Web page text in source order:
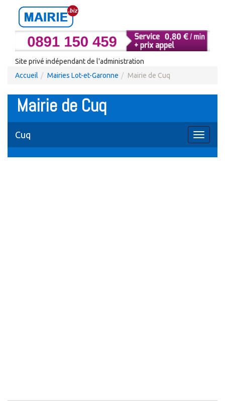
Site privé indépendant de l'administration
Accueil
Mairies Lot-et-Garonne Mairie de Cuq
Mairie de Cuq
Toggle
Cuq